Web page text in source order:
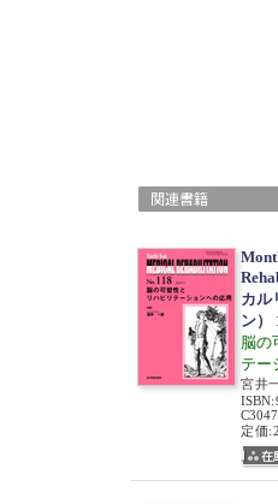
カル
ン）
脳の
テー
宮井
ISBN:
C3047
定価